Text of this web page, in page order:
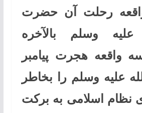
4- واقعه رحلت آن حضرت
‌وسلم بالآخره
واقعه هجرت پیامبر
‌عليه ‌وسلم را بخاطر
نظام اسلامی به برکت